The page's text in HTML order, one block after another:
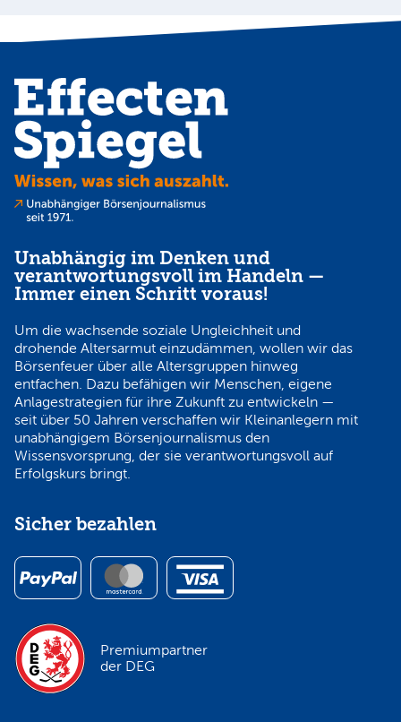
Unabhängig im Denken und
verantwortungsvoll im Handeln —
Immer einen Schritt voraus!
Um die wachsende soziale Ungleichheit und
drohende Altersarmut einzudämmen, wollen wir das
Börsenfeuer über alle Altersgruppen hinweg
entfachen. Dazu befähigen wir Menschen, eigene
Anlagestrategien für ihre Zukunft zu entwickeln —
seit über 50 Jahren verschaffen wir Kleinanlegern mit
unabhängigem Börsenjournalismus den
Wissensvorsprung, der sie verantwortungsvoll auf
Erfolgskurs bringt.
Sicher bezahlen
Premiumpartner
der DEG